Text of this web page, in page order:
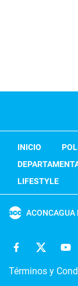
INICIO
LIFESTYLE
ACONCAGUA
Términos y